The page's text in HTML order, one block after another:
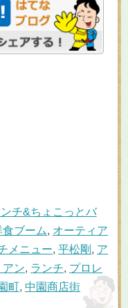
チ&ちょこっとバ
食ブーム, オーティア
メニュー,平松剛 , ア
アン, ランチ, プロレ
町,中園商店街